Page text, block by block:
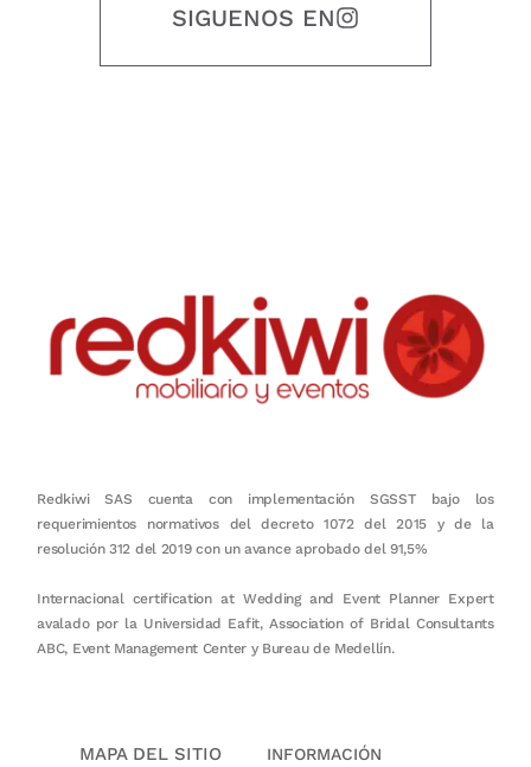
SIGUENOS EN
Redkiwi SAS cuenta con implementación SGSST bajo los
requerimientos normativos del decreto 1072 del 2015 y de la
resolución 312 del 2019 con un avance aprobado del 91,5%
Internacional certification at Wedding and Event Planner Expert
avalado por la Universidad Eafit, Association of Bridal Consultants
ABC, Event Management Center y Bureau de Medellín.
MAPA DEL SITIO INFORMACIÓN